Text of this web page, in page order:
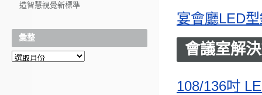
宴會廳LED
會議室解
108/136吋
造智慧視覺新標準
彙整
彙